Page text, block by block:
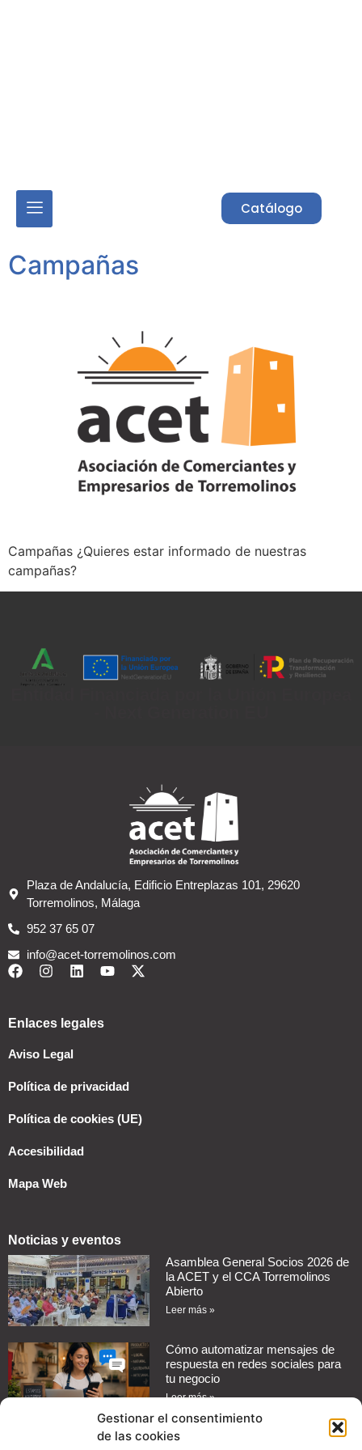
Gestionar el consentimiento
de las cookies
Catálogo
Campañas
Campañas ¿Quieres estar informado de nuestras
campañas?
Plaza de Andalucía, Edificio Entreplazas 101, 29620
Torremolinos, Málaga
952 37 65 07
info@acet-torremolinos.com
Enlaces legales
Aviso Legal
Política de privacidad
Política de cookies (UE)
Accesibilidad
Mapa Web
Noticias y eventos
Asamblea General Socios 2026 de
la ACET y el CCA Torremolinos
Abierto
Leer más »
Cómo automatizar mensajes de
respuesta en redes sociales para
tu negocio
Leer más »
Guía práctica: Cómo configurar